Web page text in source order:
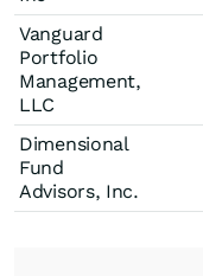
Vanguard
Portfolio
Management,
LLC
Dimensional
Fund
Advisors, Inc.